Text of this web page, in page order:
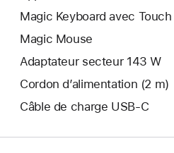
Magic Keyboard avec Touch
Magic Mouse
Adaptateur secteur 143 W
Cordon d’alimentation (2 m)
Câble de charge USB‑C